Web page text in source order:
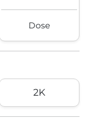
Dose
2K